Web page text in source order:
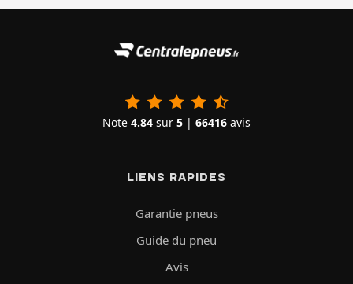
Note 4.84 sur 5 | 66416 avis
LIENS RAPIDES
Garantie pneus
Guide du pneu
Avis